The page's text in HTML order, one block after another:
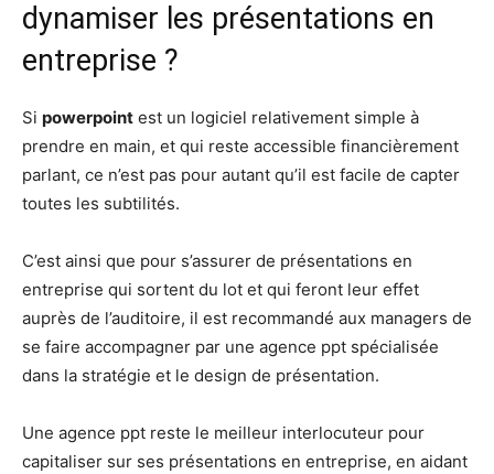
dynamiser les présentations en
entreprise ?
Si powerpoint est un logiciel relativement simple à
prendre en main, et qui reste accessible financièrement
parlant, ce n’est pas pour autant qu’il est facile de capter
toutes les subtilités.
C’est ainsi que pour s’assurer de présentations en
entreprise qui sortent du lot et qui feront leur effet
auprès de l’auditoire, il est recommandé aux managers de
se faire accompagner par une agence ppt spécialisée
dans la stratégie et le design de présentation.
Une agence ppt reste le meilleur interlocuteur pour
capitaliser sur ses présentations en entreprise, en aidant